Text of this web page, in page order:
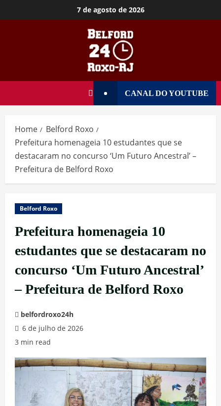
7 de agosto de 2026
CANAL DO YOUTUBE
Home
Belford Roxo
Prefeitura homenageia 10 estudantes que se
destacaram no concurso ‘Um Futuro Ancestral’ –
Prefeitura de Belford Roxo
Belford Roxo
Prefeitura homenageia 10
estudantes que se destacaram no
concurso ‘Um Futuro Ancestral’
– Prefeitura de Belford Roxo
belfordroxo24h
6 de julho de 2026
3 min read